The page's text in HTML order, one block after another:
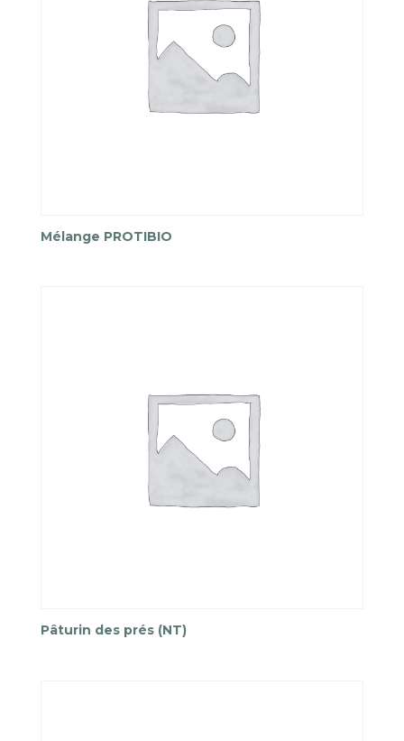
Mélange PROTIBIO
Pâturin des prés (NT)